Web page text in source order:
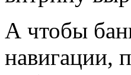
А чтобы
навигации,